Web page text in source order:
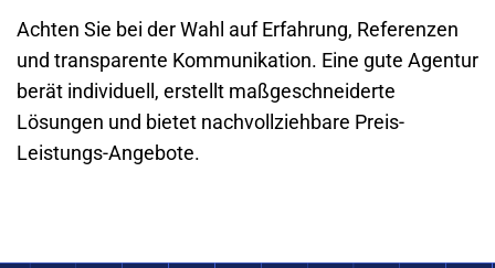
Achten Sie bei der Wahl auf Erfahrung, Referenzen
und transparente Kommunikation. Eine gute Agentur
berät individuell, erstellt maßgeschneiderte
Lösungen und bietet nachvollziehbare Preis-
Leistungs-Angebote.